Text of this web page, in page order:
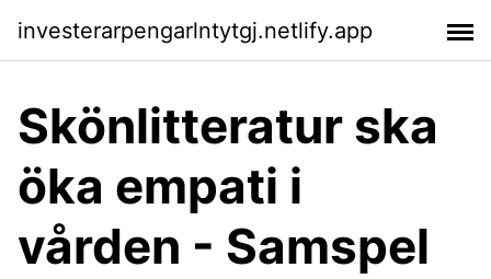
investerarpengarlntytgj.netlify.app
Skönlitteratur ska
öka empati i
vården - Samspel